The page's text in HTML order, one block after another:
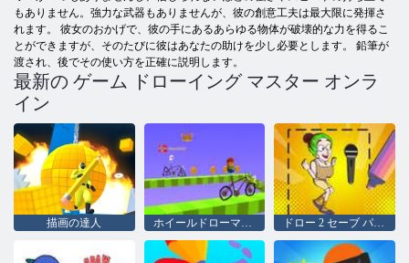
もありません。強力な武器もありませんが、彼の創意工夫は最大限に発揮さ
れます。 彼女のおかげで、彼の手にあるあらゆる物体が破壊的な力を得るこ
とができますが、そのたびに彼はあなたの助けを少し必要とします。 鉛筆が
渡され、後でその使い方を正確に説明します。
最新の ゲーム ドローイング マスター オンラ
イン
描画の達人